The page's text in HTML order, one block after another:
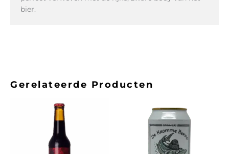
Gerelateerde Producten
bier.